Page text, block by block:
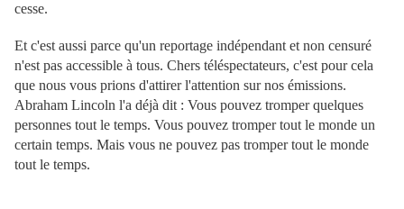
cesse.
Et c'est aussi parce qu'un reportage indépendant et non censuré
n'est pas accessible à tous. Chers téléspectateurs, c'est pour cela
que nous vous prions d'attirer l'attention sur nos émissions.
Abraham Lincoln l'a déjà dit : Vous pouvez tromper quelques
personnes tout le temps. Vous pouvez tromper tout le monde un
certain temps. Mais vous ne pouvez pas tromper tout le monde
tout le temps.